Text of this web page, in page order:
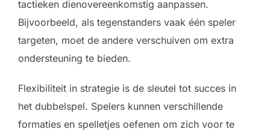
tactieken dienovereenkomstig aanpassen.
Bijvoorbeeld, als tegenstanders vaak één speler
targeten, moet de andere verschuiven om extra
ondersteuning te bieden.
Flexibiliteit in strategie is de sleutel tot succes in
het dubbelspel. Spelers kunnen verschillende
formaties en spelletjes oefenen om zich voor te